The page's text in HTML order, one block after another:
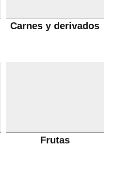
Carnes y derivados
Frutas